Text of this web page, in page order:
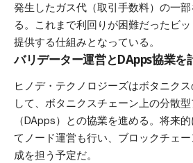
発生したガス代（取引手数料）の一
る。これまで利回りが困難だったビ
提供する仕組みとなっている。
バリデーター運営とDApps協業を
ヒノデ・テクノロジーズはボタニク
して、ボタニクスチェーン上の分散
（DApps）との協業を進める。将来
てノード運営も行い、ブロックチェ
成を担う予定だ。